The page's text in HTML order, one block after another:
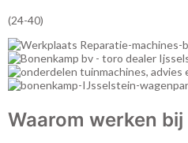
(24-40)
Waarom werken bij